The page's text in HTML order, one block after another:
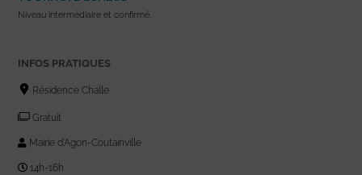
Niveau intermédiaire et confirmé.
INFOS PRATIQUES
Résidence Challe
Gratuit
Mairie d'Agon-Coutainville
14h-16h